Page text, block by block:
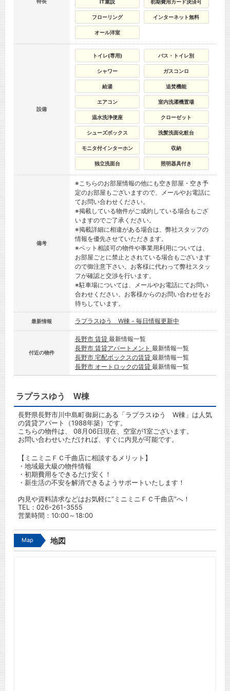
IT重説 初期費用カード決済可
フローリング インターネット無料
オール洋室
設備
トイレ(専用) バス・トイレ別
シャワー ガスコンロ
給湯 追焚機能
エアコン 室内洗濯機置場
温水洗浄便座 クローゼット
シューズボックス 洗髪洗面化粧台
モニタ付インターホン 収納
独立洗面台 照明器具付き
備考
※こちらのお部屋情報の他にも空き部屋・空き予
定のお部屋もございますので、メールやお電話に
てお問い合わせください。
※掲載している物件がご成約している場合もござ
いますのでご了承ください。
※掲載詳細に相違がある場合は、弊社スタッフの
情報を優先させていただきます。
※ペット相談可の物件や事業用利用については、
お部屋ごとに禁止とされている場合もございます
ので御注意下さい。お客様に代わって弊社スタッ
フが確認と交渉を行います。
※駐車場については、メールやお電話にてお問い
合わせください。お客様からのお問い合わせをお
待ちしています。
最新情報 ラプラスゆう W棟 - 毎日情報更新中
付近の物件
長野市 賃貸 最新情報一覧
長野市 賃貸アパートメント 最新情報一覧
長野市 宅配ボックスの賃貸 最新情報一覧
長野市 オートロックの賃貸 最新情報一覧
ラプラスゆう W棟
長野県長野市川中島町御厨にある「ラプラスゆう W棟」は人気
の賃貸アパート（1988年築）です。
こちらの物件は、 08月06日現在、空室が1室ございます。
お問い合わせいただければ、すぐに内見が可能です。
【ミニミニＦＣ千曲店に相談するメリット】
・地域最大級の物件情報
・初期費用をできるだけ安く！
・新生活の不安を解消できるようサポートいたします！
内見や資料請求などはお気軽に”ミニミニＦＣ千曲店”へ！
TEL： 026-261-3555
営業時間：10:00～18:00
Map 地図